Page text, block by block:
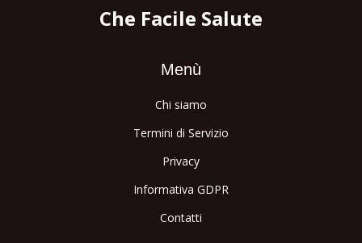
Che Facile Salute
Menù
Chi siamo
Termini di Servizio
Privacy
Informativa GDPR
Contatti